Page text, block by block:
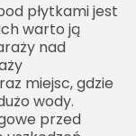
płytkami jest
warto ją
nad
miejsc, gdzie
wody.
przed